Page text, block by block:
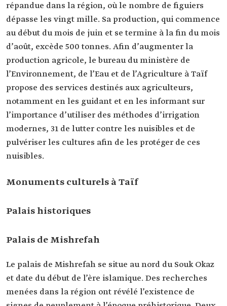
répandue dans la région, où le nombre de figuiers
dépasse les vingt mille. Sa production, qui commence
au début du mois de juin et se termine à la fin du mois
d’août, excède 500 tonnes. Afin d’augmenter la
production agricole, le bureau du ministère de
l’Environnement, de l’Eau et de l’Agriculture à Taïf
propose des services destinés aux agriculteurs,
notamment en les guidant et en les informant sur
l’importance d’utiliser des méthodes d’irrigation
modernes, 31 de lutter contre les nuisibles et de
pulvériser les cultures afin de les protéger de ces
nuisibles.
Monuments culturels à Taïf
Palais historiques
Palais de Mishrefah
Le palais de Mishrefah se situe au nord du Souk Okaz
et date du début de l’ère islamique. Des recherches
menées dans la région ont révélé l’existence de